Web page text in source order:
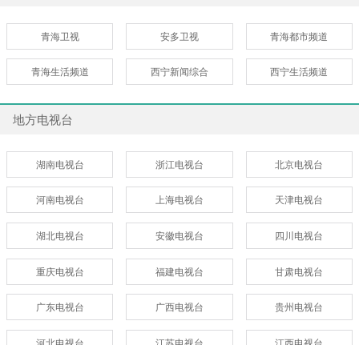
青海卫视 安多卫视 青海都市频道
青海生活频道 西宁新闻综合 西宁生活频道
地方电视台
湖南电视台 浙江电视台 北京电视台
河南电视台 上海电视台 天津电视台
湖北电视台 安徽电视台 四川电视台
重庆电视台 福建电视台 甘肃电视台
广东电视台 广西电视台 贵州电视台